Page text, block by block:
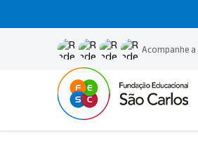
Acompanhe a